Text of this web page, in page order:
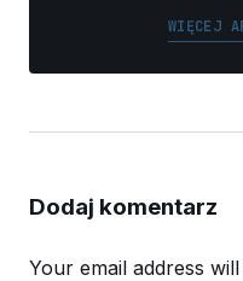
WIĘCEJ
Dodaj komentarz
Your email address